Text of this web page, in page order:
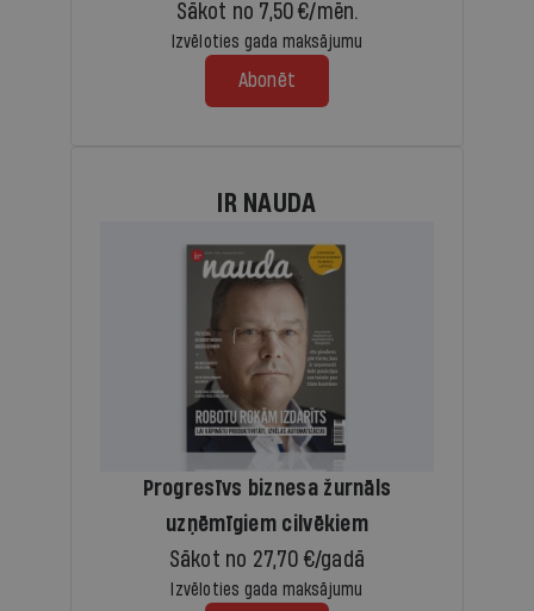
Sākot no 7,50 €/mēn.
Izvēloties gada maksājumu
Abonēt
IR NAUDA
Progresīvs biznesa žurnāls
uzņēmīgiem cilvēkiem
Sākot no 27,70 €/gadā
Izvēloties gada maksājumu